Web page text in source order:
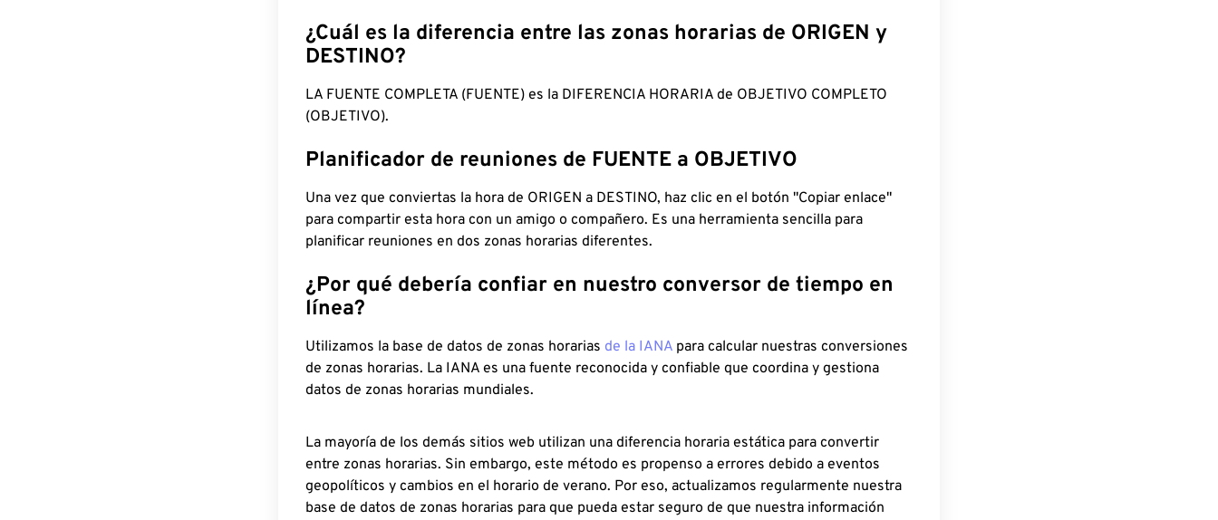
¿Cuál es la diferencia entre las zonas horarias de ORIGEN y
DESTINO?
LA FUENTE COMPLETA (FUENTE) es la DIFERENCIA HORARIA de OBJETIVO COMPLETO
(OBJETIVO).
Planificador de reuniones de FUENTE a OBJETIVO
Una vez que conviertas la hora de ORIGEN a DESTINO, haz clic en el botón "Copiar enlace"
para compartir esta hora con un amigo o compañero. Es una herramienta sencilla para
planificar reuniones en dos zonas horarias diferentes.
¿Por qué debería confiar en nuestro conversor de tiempo en
línea?
Utilizamos la base de datos de zonas horarias de la IANA para calcular nuestras conversiones
de zonas horarias. La IANA es una fuente reconocida y confiable que coordina y gestiona
datos de zonas horarias mundiales.
La mayoría de los demás sitios web utilizan una diferencia horaria estática para convertir
entre zonas horarias. Sin embargo, este método es propenso a errores debido a eventos
geopolíticos y cambios en el horario de verano. Por eso, actualizamos regularmente nuestra
base de datos de zonas horarias para que pueda estar seguro de que nuestra información